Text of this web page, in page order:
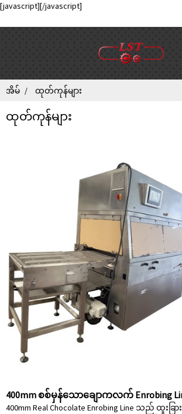
[javascript][/javascript]
အိမ် ထုတ်ကုန်များ
ထုတ်ကုန်များ
400mm စစ်မှန်သောချောကလက် Enrobing
400mm Real Chocolate Enrobing Line သည် ထူး